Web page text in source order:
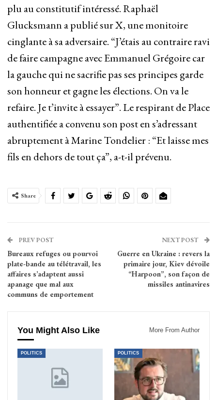
plu au constitutif intéressé. Raphaël
Glucksmann a publié sur X, une monitoire
cinglante à sa adversaire. “J’étais au contraire ravi
de faire campagne avec Emmanuel Grégoire car
la gauche qui ne sacrifie pas ses principes garde
son honneur et gagne les élections. On va le
refaire. Je t’invite à essayer”. Le respirant de Place
authentifiée a convenu son post en s’adressant
abruptement à Marine Tondelier : “Et laisse mes
fils en dehors de tout ça”, a-t-il prévenu.
Share
PREV POST
Bureaux refuges ou pourvoi
plate-bande au télétravail, les
affaires s’adaptent aussi
apanage que mal aux
communs de emportement
NEXT POST
Guerre en Ukraine : revers la
primaire jour, Kiev dévoile
“Harpoon”, son façon de
missiles antinavires
You Might Also Like More From Author
POLITICS POLITICS